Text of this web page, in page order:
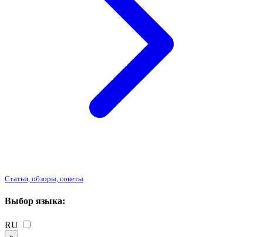
Статьи, обзоры, советы
Выбор языка:
RU